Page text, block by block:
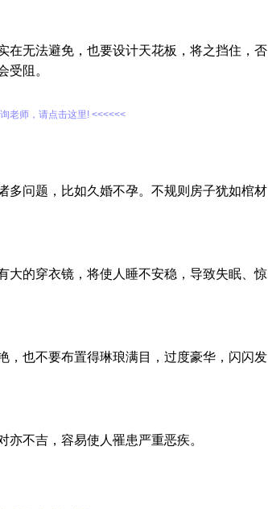
在无法避免，也要设计天花板，将之挡住，否
受阻。
老师，请点击这里! <<<<<<
多问题，比如久婚不孕。不规则房子犹如棺材
大的穿衣镜，将使人睡不安稳，导致失眠、惊
，也不要布置得琳琅满目，过度豪华，闪闪发
不吉，容易使人罹患严重恶疾。